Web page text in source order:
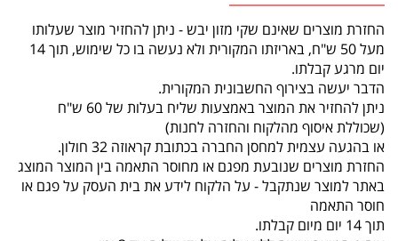
החזרת מוצרים שאינם שקי מזון יבש - ניתן להחזיר מוצר שעלותו
מעל 50 ש"ח, באריזתו המקורית ולא נעשה בו כל שימוש, תוך 14
יום מרגע קבלתו.
הדבר יעשה בצירוף החשבונית המקורית.
ניתן להחזיר את המוצר באמצעות שליח בעלות של 60 ש"ח
(שכוללת איסוף מהלקוח והחזרה לחנות)
או בהגעה עצמית למחסן החברה בכתובת קראוזה 32 חולון.
החזרת מוצרים שנובעת מפגם או מחוסר התאמה בין המוצר המוצג
באתר למוצר שנתקבל - על הלקוח לידע את בית העסק על פגם או
חוסר התאמה
תוך 14 יום מיום קבלתו.